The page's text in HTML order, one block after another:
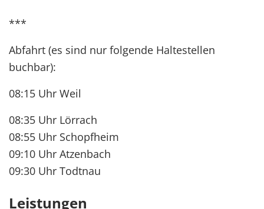
***
Abfahrt (es sind nur folgende Haltestellen
buchbar):
08:15 Uhr Weil
08:35 Uhr Lörrach
08:55 Uhr Schopfheim
09:10 Uhr Atzenbach
09:30 Uhr Todtnau
Leistungen